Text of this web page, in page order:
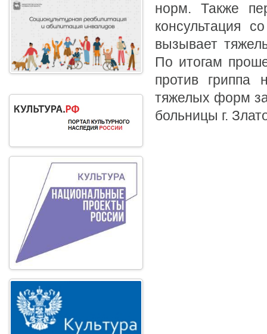
норм. Также
консультация
вызывает
По итогам
против гриппа
тяжелых форм
больницы г.